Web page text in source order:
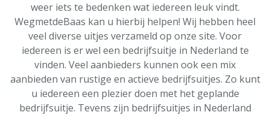
weer iets te bedenken wat iedereen leuk vindt.
WegmetdeBaas kan u hierbij helpen! Wij hebben heel
veel diverse uitjes verzameld op onze site. Voor
iedereen is er wel een bedrijfsuitje in Nederland te
vinden. Veel aanbieders kunnen ook een mix
aanbieden van rustige en actieve bedrijfsuitjes. Zo kunt
u iedereen een plezier doen met het geplande
bedrijfsuitje. Tevens zijn bedrijfsuitjes in Nederland